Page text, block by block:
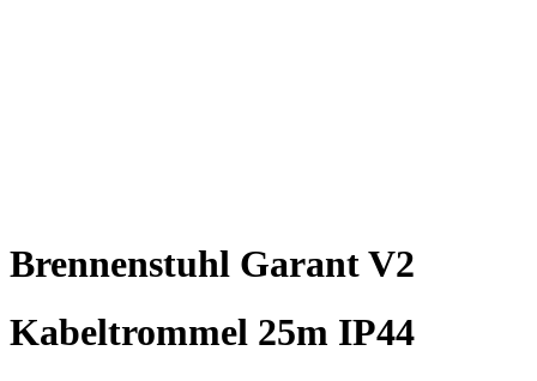
Brennenstuhl Garant V2
Kabeltrommel 25m IP44